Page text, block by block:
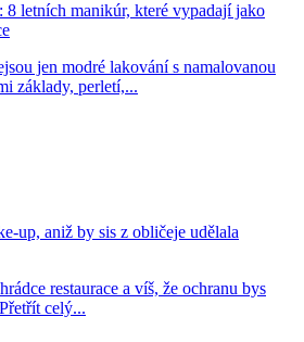
8 letních manikúr, které vypadají jako
jen modré lakování s namalovanou
základy, perletí,...
up, aniž by sis z obličeje udělala
restaurace a víš, že ochranu bys
celý...